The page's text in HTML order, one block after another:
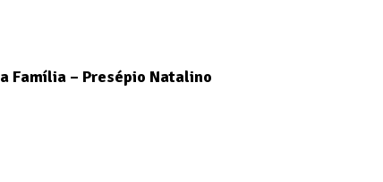
Família – Presépio Natalino